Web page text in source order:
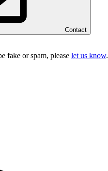
Contact
fake or spam, please let us know.